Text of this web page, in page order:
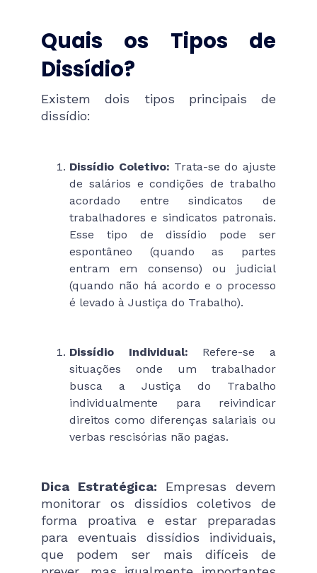
Quais os Tipos de
Dissídio?
Existem dois tipos principais de
dissídio:
Dissídio Coletivo: Trata-se do ajuste
de salários e condições de trabalho
acordado entre sindicatos de
trabalhadores e sindicatos patronais.
Esse tipo de dissídio pode ser
espontâneo (quando as partes
entram em consenso) ou judicial
(quando não há acordo e o processo
é levado à Justiça do Trabalho).
Dissídio Individual: Refere-se a
situações onde um trabalhador
busca a Justiça do Trabalho
individualmente para reivindicar
direitos como diferenças salariais ou
verbas rescisórias não pagas.
Dica Estratégica: Empresas devem
monitorar os dissídios coletivos de
forma proativa e estar preparadas
para eventuais dissídios individuais,
que podem ser mais difíceis de